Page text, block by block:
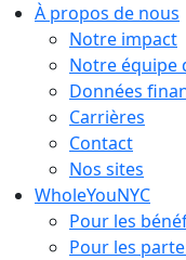
Aller
contenu
À propos de nous
Notre impact
Notre équipe
Données
Carrières
Contact
Nos sites
WholeYouNYC
Pour les
Pour les